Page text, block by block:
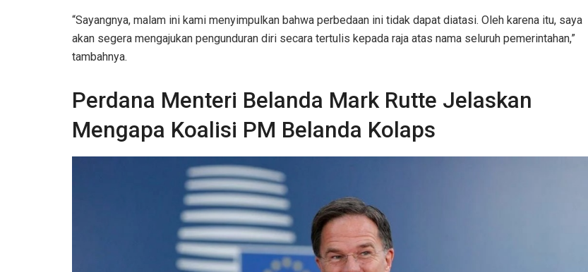
“Sayangnya, malam ini kami menyimpulkan bahwa perbedaan ini tidak dapat diatasi. Oleh karena itu, saya
akan segera mengajukan pengunduran diri secara tertulis kepada raja atas nama seluruh pemerintahan,”
tambahnya.
Perdana Menteri Belanda Mark Rutte Jelaskan
Mengapa Koalisi PM Belanda Kolaps